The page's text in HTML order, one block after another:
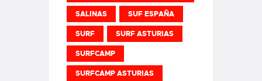
SALINAS SUF ESPAÑA
SURF SURF ASTURIAS
SURFCAMP
SURFCAMP ASTURIAS